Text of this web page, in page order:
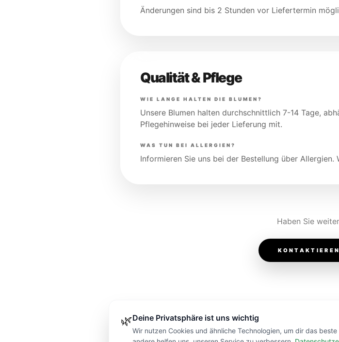
Änderungen sind bis 2 Stunden vor Liefertermin
Qualität & Pflege
WIE LANGE HALTEN DIE BLUMEN?
Unsere Blumen halten durchschnittlich 7-14 Tage,
Pflegehinweise bei jeder Lieferung mit.
WAS TUN BEI ALLERGIEN?
Informieren Sie uns bei der Bestellung über Allergien.
Haben Sie
🌿Deine Privatsphäre ist uns wichtig
Wir nutzen Cookies und ähnliche Technologien, um dir das